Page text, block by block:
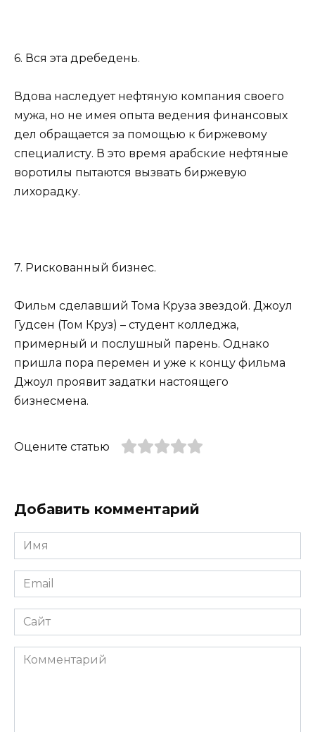
6. Вся эта дребедень.
Вдова наследует нефтяную компания своего
мужа, но не имея опыта ведения финансовых
дел обращается за помощью к биржевому
специалисту. В это время арабские нефтяные
воротилы пытаются вызвать биржевую
лихорадку.
7. Рискованный бизнес.
Фильм сделавший Тома Круза звездой. Джоул
Гудсен (Том Круз) – студент колледжа,
примерный и послушный парень. Однако
пришла пора перемен и уже к концу фильма
Джоул проявит задатки настоящего
бизнесмена.
Оцените статью
Добавить комментарий
Имя
*
Email
*
Сайт
Комментарий